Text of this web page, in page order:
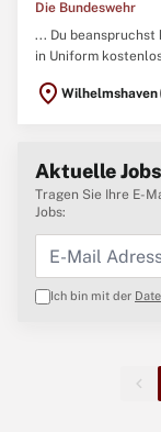
Die Bundeswehr
... Du beanspruchst
in Uniform
profitierst bei evtl.
location_on Wilhelmshaven
Aktuelle
Tragen Sie Ihre E-
Jobs:
Ich bin mit der